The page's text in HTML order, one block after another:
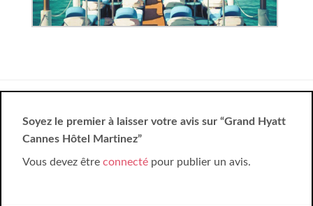
Soyez le premier à laisser votre avis sur “Grand Hyatt
Cannes Hôtel Martinez”
Vous devez être connecté pour publier un avis.